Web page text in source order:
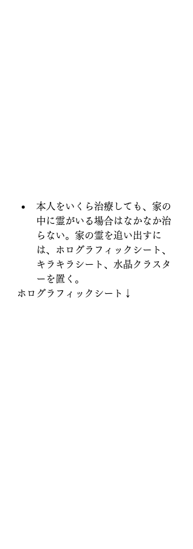
本人をいくら治療しても、家の
中に霊がいる場合はなかなか治
らない。家の霊を追い出すに
は、ホログラフィックシート、
キラキラシート、水晶クラスタ
ーを置く。
ホログラフィックシート↓